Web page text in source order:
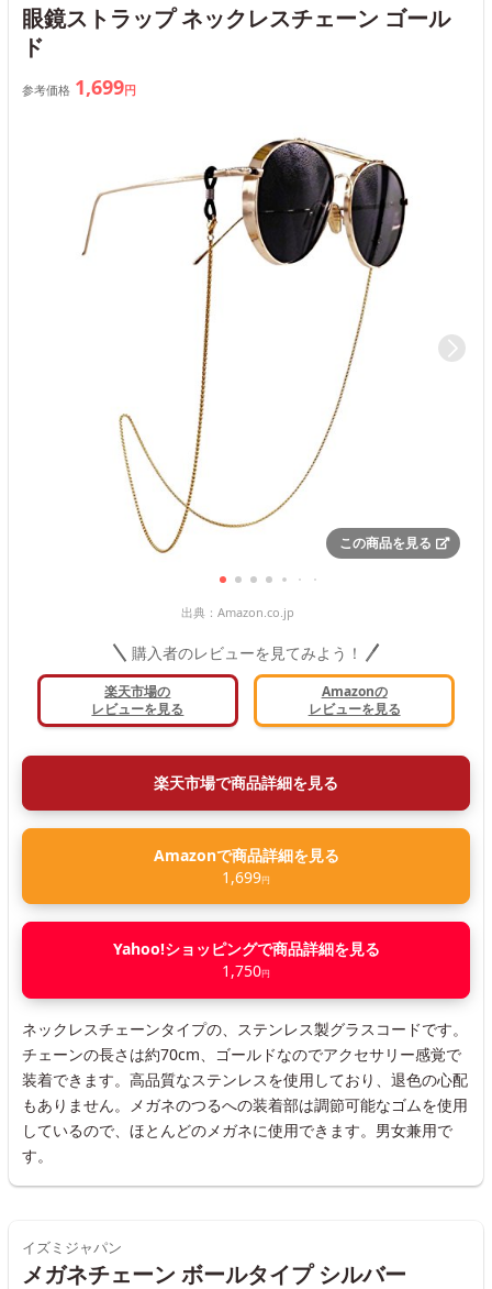
眼鏡ストラップ ネックレスチェーン ゴール
ド
参考価格 1,699円
この商品を見る
出典： Amazon.co.jp
購入者のレビューを見てみよう！
楽天市場の
レビューを見る
Amazonの
レビューを見る
楽天市場で商品詳細を見る
Amazonで商品詳細を見る
1,699円
Yahoo!ショッピングで商品詳細を見る
1,750円
ネックレスチェーンタイプの、ステンレス製グラスコードです。
チェーンの長さは約70cm、ゴールドなのでアクセサリー感覚で
装着できます。高品質なステンレスを使用しており、退色の心配
もありません。メガネのつるへの装着部は調節可能なゴムを使用
しているので、ほとんどのメガネに使用できます。男女兼用で
す。
イズミジャパン
メガネチェーン ボールタイプ シルバー